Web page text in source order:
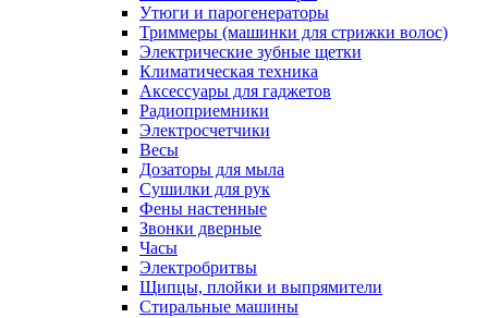
Утюги и парогенераторы
Триммеры (машинки для стрижки волос)
Электрические зубные щетки
Климатическая техника
Аксессуары для гаджетов
Радиоприемники
Электросчетчики
Весы
Дозаторы для мыла
Сушилки для рук
Фены настенные
Звонки дверные
Часы
Электробритвы
Щипцы, плойки и выпрямители
Стиральные машины